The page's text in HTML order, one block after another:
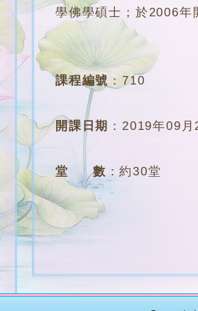
學佛學碩士；於2006年
課程編號 ： 710
開課日期 ：2019年09月
堂 數 ：約30堂